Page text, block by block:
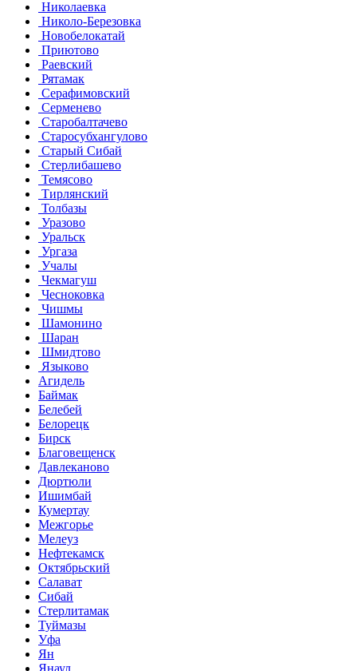
Николаевка
Николо-Березовка
Новобелокатай
Приютово
Раевский
Рятамак
Серафимовский
Серменево
Старобалтачево
Старосубхангулово
Старый Сибай
Стерлибашево
Темясово
Тирлянский
Толбазы
Уразово
Уральск
Ургаза
Учалы
Чекмагуш
Чесноковка
Чишмы
Шамонино
Шаран
Шмидтово
Языково
Агидель
Баймак
Белебей
Белорецк
Бирск
Благовещенск
Давлеканово
Дюртюли
Ишимбай
Кумертау
Межгорье
Мелеуз
Нефтекамск
Октябрьский
Салават
Сибай
Стерлитамак
Туймазы
Уфа
Ян
Янаул